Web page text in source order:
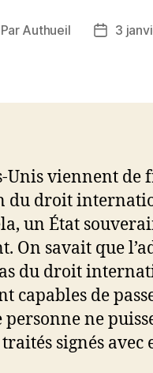
Par Authueil
Date
3
Unis viennent
du droit
un État
On savait que
du droit
capables de
personne ne
signés avec